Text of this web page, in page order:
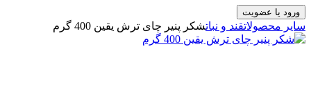
سایر محصولاتقند و نباتشکر پنیر چای ترش یقین 400 گرم